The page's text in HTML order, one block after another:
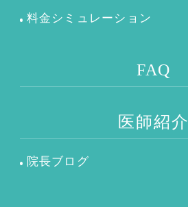
料金シミュレーション
FAQ
医師紹介
院長ブログ